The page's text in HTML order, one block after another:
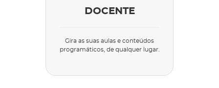
DOCENTE
Gira as suas aulas e conteúdos
programáticos, de qualquer lugar.